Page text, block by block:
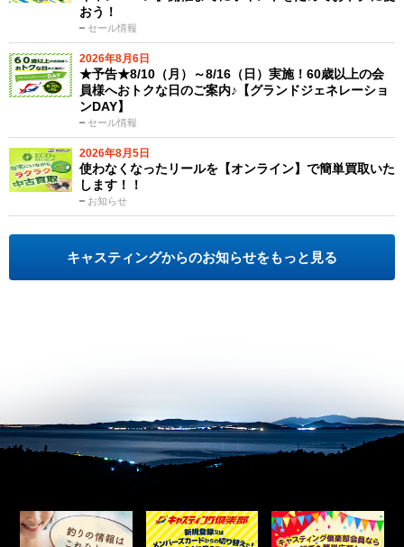
セール情報
おう！
2026年8月6日
セール情報
★予告★8/10（月）～8/16（日）実施！60歳以上の会
員様へおトクな日のご案内♪【グランドジェネレーショ
ンDAY】
2026年8月5日
お知らせ
使わなくなったリールを【オンライン】で簡単買取いた
します！！
キャスティングからのお知らせをもっと見る